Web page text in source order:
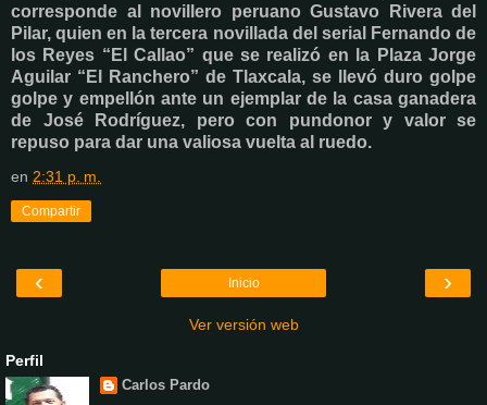
corresponde al novillero peruano Gustavo Rivera del
Pilar, quien en la tercera novillada del serial Fernando de
los Reyes “El Callao” que se realizó en la Plaza Jorge
Aguilar “El Ranchero” de Tlaxcala, se llevó duro golpe
golpe y empellón ante un ejemplar de la casa ganadera
de José Rodríguez, pero con pundonor y valor se
repuso para dar una valiosa vuelta al ruedo.
en 2:31 p. m.
Compartir
‹ ›
Inicio
Ver versión web
Perfil
Carlos Pardo